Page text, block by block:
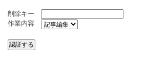
削除キー
作業内容